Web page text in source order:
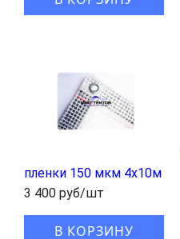
пленки 150 мкм 4x10м
3 400 руб/шт
В КОРЗИНУ